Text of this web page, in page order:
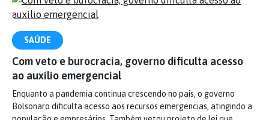
SAÚDE
Com veto e burocracia, governo dificulta acesso
ao auxílio emergencial
Enquanto a pandemia continua crescendo no país, o governo
Bolsonaro dificulta acesso aos recursos emergencias, atingindo a